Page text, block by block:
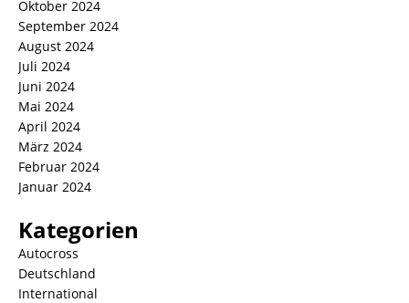
Oktober 2024
September 2024
August 2024
Juli 2024
Juni 2024
Mai 2024
April 2024
März 2024
Februar 2024
Januar 2024
Kategorien
Autocross
Deutschland
International